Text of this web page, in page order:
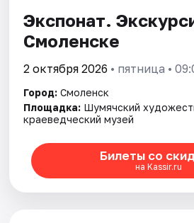
Экспонат.
Смоленске
2 октября 2026 • пятница •
Город: Смоленск
Площадка: Шумячский
краеведческий музей
Билеты со
на Kassir.ru